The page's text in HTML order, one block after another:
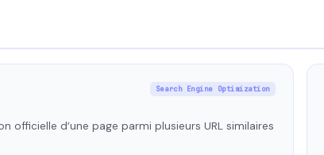
Search Engine Optimization
officielle d’une page parmi plusieurs URL similaires